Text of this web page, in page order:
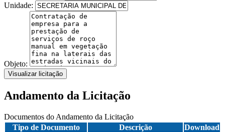
Unidade:
Objeto:
Visualizar licitação
Andamento da Licitação
Documentos do Andamento da Licitação
Tipo de Documento
Descrição
Download